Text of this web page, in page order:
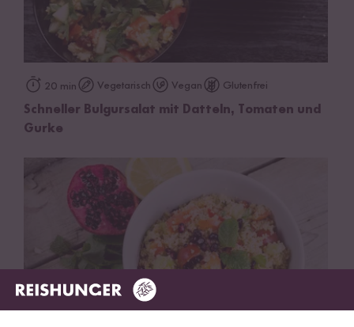
20 min Vegetarisch Vegan Glutenfrei
Schneller Bulgursalat mit Datteln, Tomaten und
Gurke